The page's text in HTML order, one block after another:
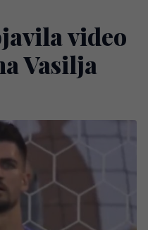
video
Vasilja